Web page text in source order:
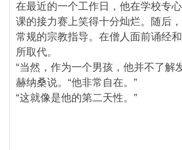
在最近的一个工作日，他在学校专
课的接力赛上笑得十分灿烂。随后
常规的宗教指导。在僧人面前诵经
所取代。
“当然，作为一个男孩，他并不了解
赫纳桑说。“他非常自在。”
“这就像是他的第二天性。”